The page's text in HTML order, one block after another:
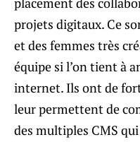
projets digitaux. Ce
et des femmes très
équipe si l’on tient à
internet. Ils ont de
leur permettent de
des multiples CMS